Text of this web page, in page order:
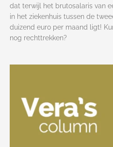
dat terwijl het brutosalaris van
in het ziekenhuis tussen de
duizend euro per maand ligt!
nog rechttrekken?